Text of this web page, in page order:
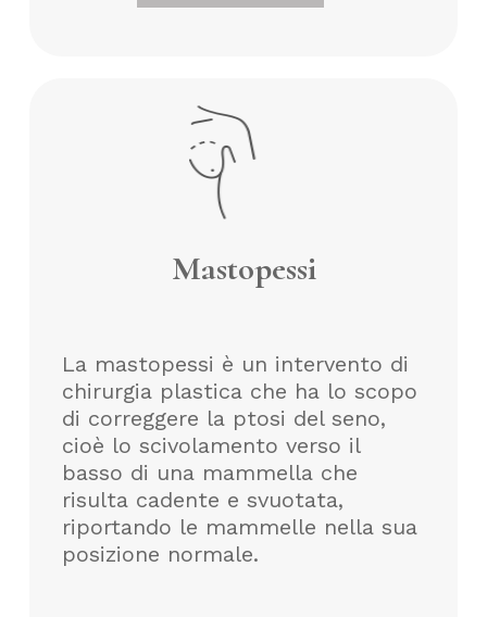
Mastopessi
La mastopessi è un intervento di
chirurgia plastica che ha lo scopo
di correggere la ptosi del seno,
cioè lo scivolamento verso il
basso di una mammella che
risulta cadente e svuotata,
riportando le mammelle nella sua
posizione normale.